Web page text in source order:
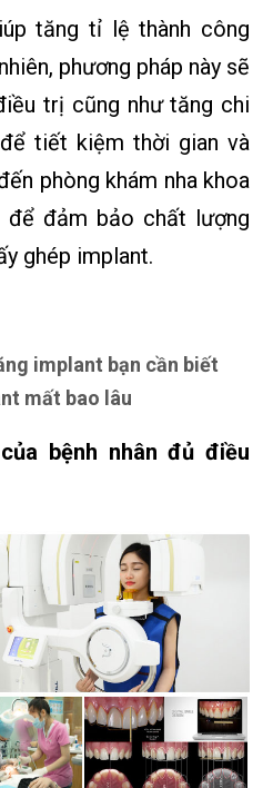
tăng tỉ lệ thành công
phương pháp này sẽ
trị cũng như tăng chi
tiết kiệm thời gian và
phòng khám nha khoa
để đảm bảo chất lượng
ghép implant.
implant bạn cần biết
mất bao lâu
bệnh nhân đủ điều